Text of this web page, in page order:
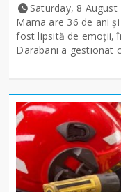
Saturday, 8 August
Mama are 36 de ani
fost lipsită de emoții,
Darabani a gestionat